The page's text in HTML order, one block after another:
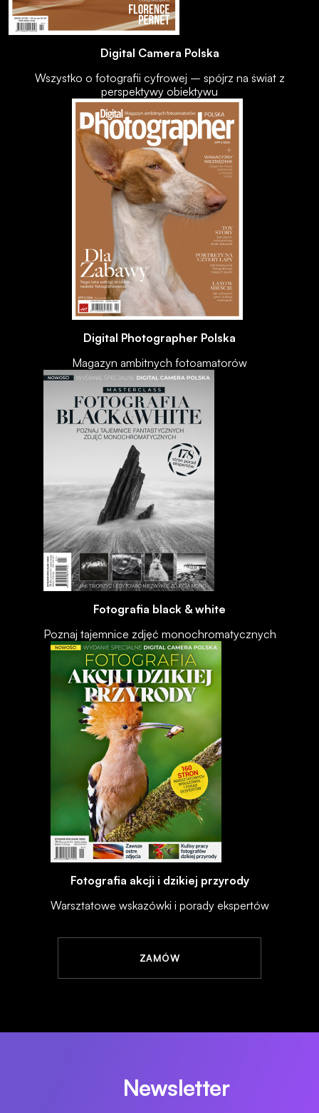
Digital Camera Polska
Wszystko o fotografii cyfrowej – spójrz na świat z
perspektywy obiektywu
Digital Photographer Polska
Magazyn ambitnych fotoamatorów
Fotografia black & white
Poznaj tajemnice zdjęć monochromatycznych
Fotografia akcji i dzikiej przyrody
Warsztatowe wskazówki i porady ekspertów
ZAMÓW
Newsletter